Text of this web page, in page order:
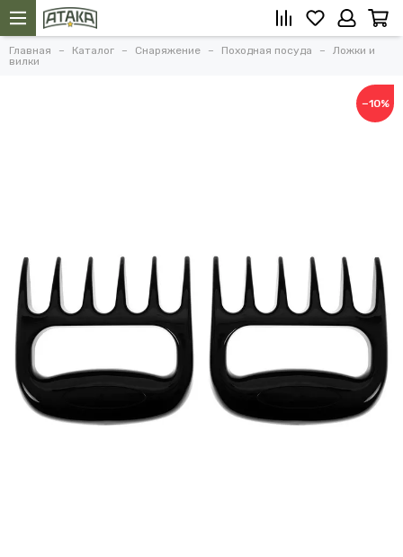
Главная Каталог Снаряжение Походная посуда
Ложки и
вилки
−10%